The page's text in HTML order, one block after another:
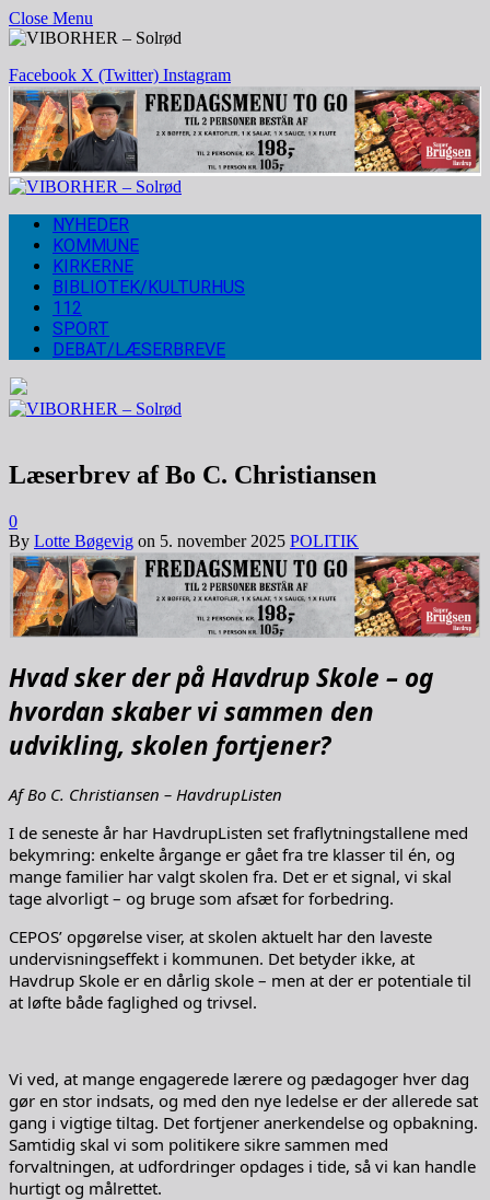
Close Menu
Facebook X (Twitter) Instagram
NYHEDER
KOMMUNE
KIRKERNE
BIBLIOTEK/KULTURHUS
112
SPORT
DEBAT/LÆSERBREVE
Læserbrev af Bo C. Christiansen
0
By Lotte Bøgevig on 5. november 2025 POLITIK
Hvad sker der på Havdrup Skole – og
hvordan skaber vi sammen den
udvikling, skolen fortjener?
Af Bo C. Christiansen – HavdrupListen
I de seneste år har HavdrupListen set fraflytningstallene med
bekymring: enkelte årgange er gået fra tre klasser til én, og
mange familier har valgt skolen fra. Det er et signal, vi skal
tage alvorligt – og bruge som afsæt for forbedring.
CEPOS’ opgørelse viser, at skolen aktuelt har den laveste
undervisningseffekt i kommunen. Det betyder ikke, at
Havdrup Skole er en dårlig skole – men at der er potentiale til
at løfte både faglighed og trivsel.
Vi ved, at mange engagerede lærere og pædagoger hver dag
gør en stor indsats, og med den nye ledelse er der allerede sat
gang i vigtige tiltag. Det fortjener anerkendelse og opbakning.
Samtidig skal vi som politikere sikre sammen med
forvaltningen, at udfordringer opdages i tide, så vi kan handle
hurtigt og målrettet.